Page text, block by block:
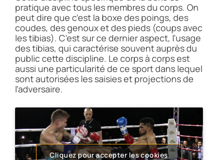
pratique avec tous les membres du corps. On
peut dire que c’est la boxe des poings, des
coudes, des genoux et des pieds (coups avec
les tibias). C’est sur ce dernier aspect, l’usage
des tibias, qui caractérise souvent auprès du
public cette discipline. Le corps à corps est
aussi une particularité de ce sport dans lequel
sont autorisées les saisies et projections de
l’adversaire.
Cliquez pour accepter les cookies